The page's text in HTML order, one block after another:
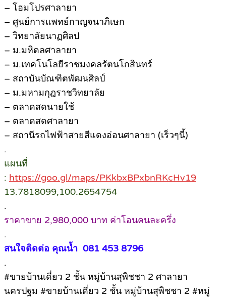
– โฮมโปรศาลายา
– ศูนย์การแพทย์กาญจนาภิเษก
– วิทยาลัยนาฏศิลป
– ม.มหิดลศาลายา
– ม.เทคโนโลยีราชมงคลรัตนโกสินทร์
– สถาบันบัณฑิตพัฒนศิลป์
– ม.มหามกุฎราชวิทยาลัย
– ตลาดสดนายใช้
– ตลาดสดศาลายา
– สถานีรถไฟฟ้าสายสีแดงอ่อนศาลายา (เร็วๆนี้)
.
แผนที่
: https://goo.gl/maps/PKkbxBPxbnRKcHv19
13.7818099,100.2654754
.
ราคาขาย 2,980,000 บาท ค่าโอนคนละครึ่ง
.
สนใจติดต่อ คุณน้ำ 081 453 8796
.
#ขายบ้านเดี่ยว 2 ชั้น หมู่บ้านสุพิชชา 2 ศาลายา
นครปฐม #ขายบ้านเดี่ยว 2 ชั้น หมู่บ้านสุพิชชา 2 #หมู่